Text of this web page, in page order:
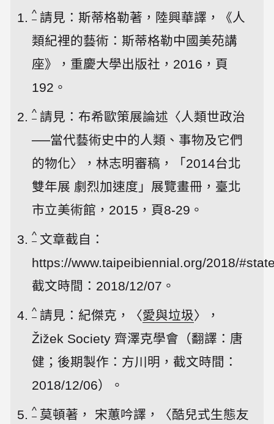
^ 請見：斯蒂格勒著，陸興華譯，《人
類紀裡的藝術：斯蒂格勒中國美苑講
座》，重慶大學出版社，2016，頁
192。
^ 請見：布希歐策展論述〈人類世政治
──當代藝術史中的人類、事物及它們
的物化〉，林志明審稿，「2014台北
雙年展 劇烈加速度」展覽畫冊，臺北
市立美術館，2015，頁8-29。
^ 文章截自：
https://www.taipeibiennial.org/2018/
截文時間：2018/12/07。
^ 請見：紀傑克，〈愛與垃圾〉，
Žižek Society 齊澤克學會（翻譯：唐
健；後期製作：方川明，截文時間：
2018/12/06）。
^ 莫頓著， 宋蕙吟譯，〈酷兒式生態友